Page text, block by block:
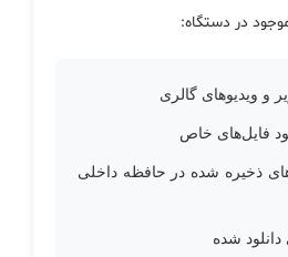
در دستگاه:
و ویدیوهای گالری
فایل‌های خاص
ذخیره شده در حافظه داخلی
شده